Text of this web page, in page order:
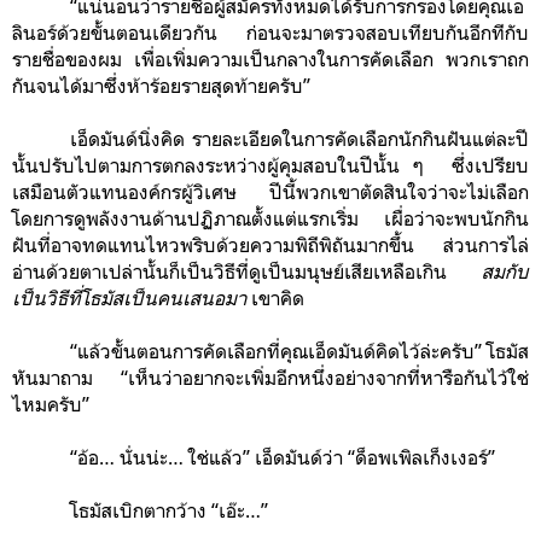
“แน่นอนว่ารายชื่อผู้สมัครทั้งหมดได้รับการกรองโดยคุณเอ
ลินอร์ด้วยขั้นตอนเดียวกัน ก่อนจะมาตรวจสอบเทียบกันอีกทีกับ
รายชื่อของผม เพื่อเพิ่มความเป็นกลางในการคัดเลือก พวกเราถก
กันจนได้มาซึ่งห้าร้อยรายสุดท้ายครับ”
เอ็ดมันด์นิ่งคิด รายละเอียดในการคัดเลือกนักกินฝันแต่ละปี
นั้นปรับไปตามการตกลงระหว่างผู้คุมสอบในปีนั้น ๆ ซึ่งเปรียบ
เสมือนตัวแทนองค์กรผู้วิเศษ ปีนี้พวกเขาตัดสินใจว่าจะไม่เลือก
โดยการดูพลังงานด้านปฏิภาณตั้งแต่แรกเริ่ม เผื่อว่าจะพบนักกิน
ฝันที่อาจทดแทนไหวพริบด้วยความพิถีพิถันมากขึ้น ส่วนการไล่
อ่านด้วยตาเปล่านั้นก็เป็นวิธีที่ดูเป็นมนุษย์เสียเหลือเกิน สมกับ
เป็นวิธีที่โธมัสเป็นคนเสนอมา เขาคิด
“แล้วขั้นตอนการคัดเลือกที่คุณเอ็ดมันด์คิดไว้ล่ะครับ” โธมัส
หันมาถาม “เห็นว่าอยากจะเพิ่มอีกหนึ่งอย่างจากที่หารือกันไว้ใช่
ไหมครับ”
“อ้อ… นั่นน่ะ… ใช่แล้ว” เอ็ดมันด์ว่า “ด็อพเพิลเก็งเงอร์”
โธมัสเบิกตากว้าง “เอ๊ะ…”